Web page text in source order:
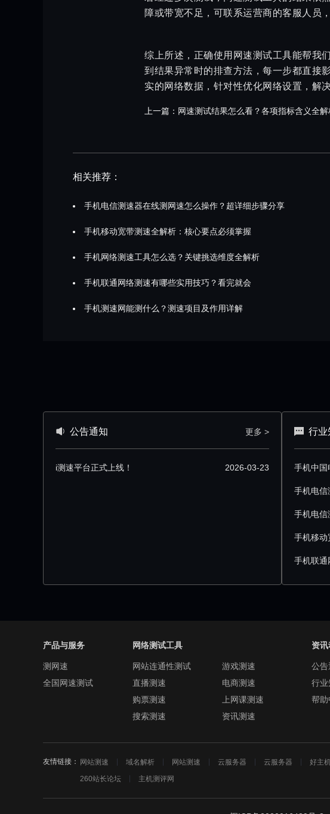
障或带宽不足，可联系运营商的客服人员
综上所述，正确使用网速测试工具能帮我
到结果异常时的排查方法，每一步都直接
实的网络数据，针对性优化网络设置，解
上一篇： 网速测试结果怎么看？各项指标含义全解
相关推荐：
手机电信测速器在线测网速怎么操作？超详细步骤分享
手机移动宽带测速全解析：核心要点必须掌握
手机网络测速工具怎么选？关键挑选维度全解析
手机联通网络测速有哪些实用技巧？看完就会
手机测速网能测什么？测速项目及作用详解
公告通知 更多 >
i测速平台正式上线！ 2026-03-23
行业
产品与服务
测网速
全国网速测试
网络测试工具
网站连通性测试
游戏测速
直播测速
电商测速
购票测速
上网课测速
搜索测速
资讯测速
资
公告
行业
帮助
友情链接： 网站测速 域名解析 网站测速 云服务器 云服务器 好主
260站长论坛
主机测评网